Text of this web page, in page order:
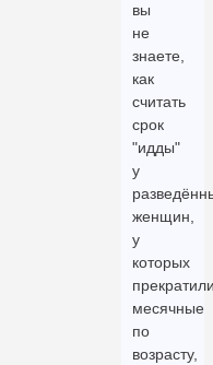
вы
не
знаете,
как
считать
срок
"идды"
у
женщин,
у
которых
месячные
по
возрасту,